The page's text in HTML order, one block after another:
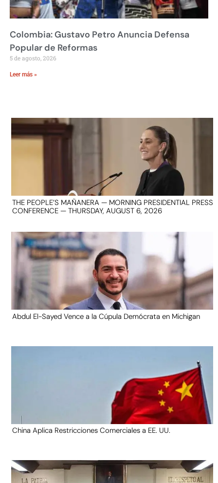
Colombia: Gustavo Petro Anuncia Defensa
Popular de Reformas
5 de agosto, 2026
Leer más »
THE PEOPLE’S MAÑANERA — MORNING PRESIDENTIAL PRESS
CONFERENCE — THURSDAY, AUGUST 6, 2026
Abdul El-Sayed Vence a la Cúpula Demócrata en Michigan
China Aplica Restricciones Comerciales a EE. UU.